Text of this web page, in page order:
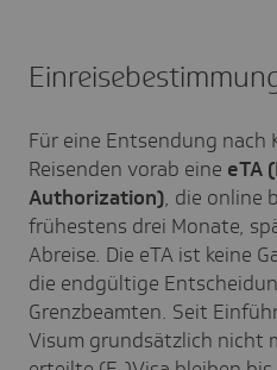
Für eine Entsendung nach
Reisenden vorab eine eTA
Authorization), die online
frühestens drei Monate,
Abreise. Die eTA ist keine
die endgültige
Grenzbeamten. Seit
Visum grundsätzlich nicht